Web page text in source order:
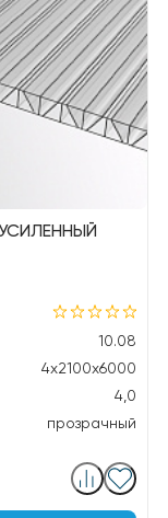
10.08
4x2100x6000
4,0
прозрачный